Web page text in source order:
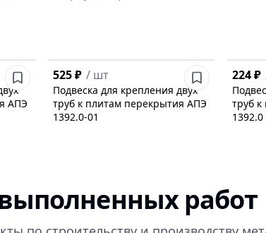
АПЭ
525 ₽ / шт
Подвеска для крепления двух
труб к плитам перекрытия АПЭ
1392.0-01
224 ₽
труб
1392.0
работ